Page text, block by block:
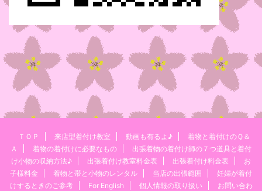
ＴＯＰ 来店型着付け教室 動画も有るよ♪
着物と着付けのＱ＆
Ａ
着物の着付けに必要なもの
出張着物の着付け師の７つ道具と着付
け小物の収納方法♪
出張着付け教室料金表 出張着付け料金表
お
子様料金
着物と帯と小物のレンタル 当店の出張範囲
妊婦が着付
けするときのご参考
For English 個人情報の取り扱い お問い合わ